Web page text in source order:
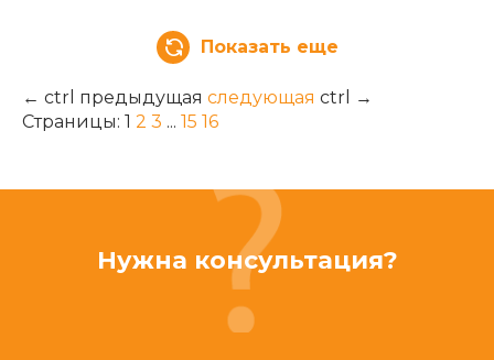
Показать еще
← ctrl предыдущая следующая ctrl
→
Страницы: 1 2 3 ... 15 16
Нужна консультация?